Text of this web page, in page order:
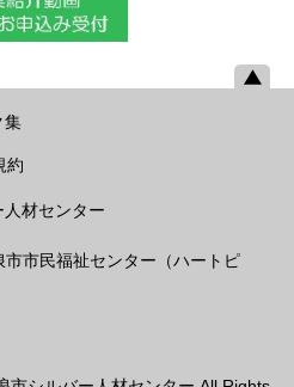
集
約
材センター
市民福祉センター（ハートピ